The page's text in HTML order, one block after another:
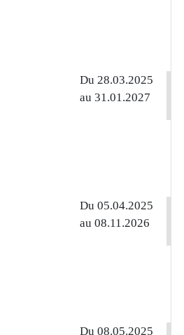
Du 28.03.2025
au 31.01.2027
Du 05.04.2025
au 08.11.2026
Du 08.05.2025